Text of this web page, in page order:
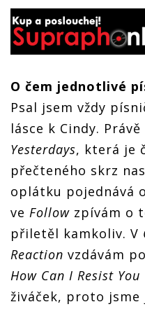
O čem jednotlivé
Psal jsem vždy
lásce k Cindy.
Yesterdays, která je
přečteného skrz
oplátku pojednává
ve Follow zpívám o
přiletěl kamkoliv. V
Reaction vzdávám
How Can I Resist You
živáček, proto jsme